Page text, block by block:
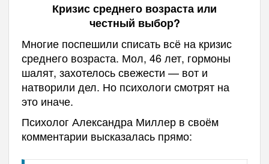
Кризис среднего возраста или
честный выбор?
Многие поспешили списать всё на кризис
среднего возраста. Мол, 46 лет, гормоны
шалят, захотелось свежести — вот и
натворили дел. Но психологи смотрят на
это иначе.
Психолог Александра Миллер в своём
комментарии высказалась прямо: